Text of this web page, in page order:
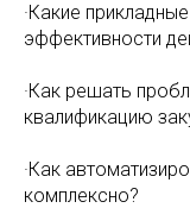
·Какие
эффективности
·Как решать
квалификацию
·Как
комплексно?